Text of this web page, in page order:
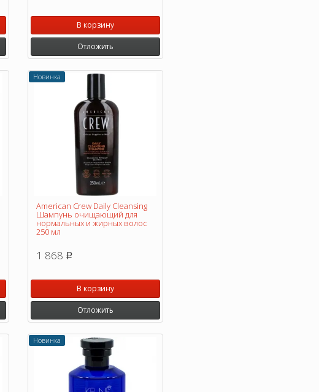
В корзину
Отложить
Новинка
American Crew Daily Cleansing
Шампунь очищающий для
нормальных и жирных волос
250 мл
1 868 p
В корзину
Отложить
Новинка